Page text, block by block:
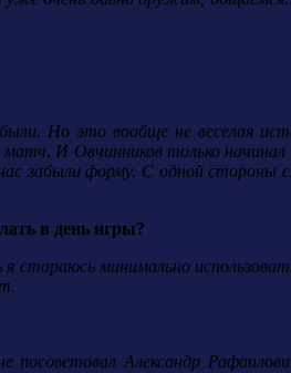
Но это вообще не веселая
И Овчинников только
забыли форму. С одной стороны
в день игры?
стараюсь минимально
посоветовал Александр